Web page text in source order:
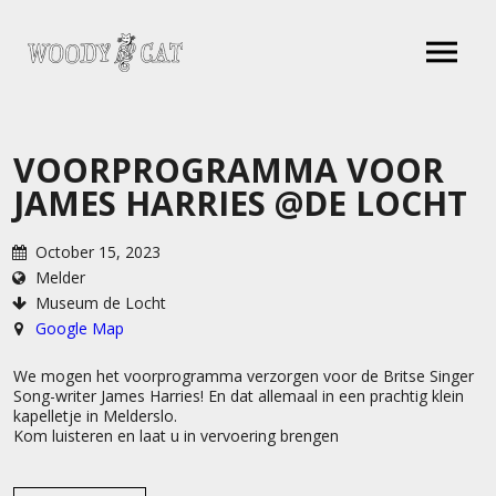
VOORPROGRAMMA VOOR
JAMES HARRIES @DE LOCHT
October 15, 2023
Melder
Museum de Locht
Google Map
We mogen het voorprogramma verzorgen voor de Britse Singer
Song-writer James Harries! En dat allemaal in een prachtig klein
kapelletje in Melderslo.
Kom luisteren en laat u in vervoering brengen